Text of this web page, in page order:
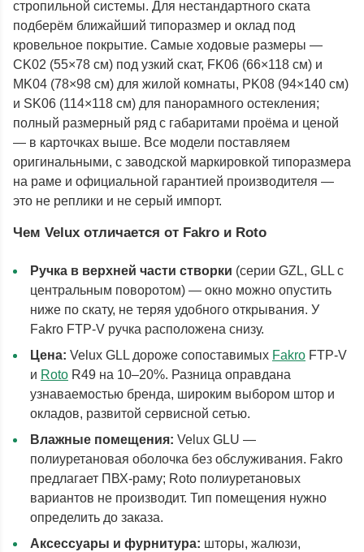
стропильной системы. Для нестандартного ската
подберём ближайший типоразмер и оклад под
кровельное покрытие. Самые ходовые размеры —
CK02 (55×78 см) под узкий скат, FK06 (66×118 см) и
MK04 (78×98 см) для жилой комнаты, PK08 (94×140 см)
и SK06 (114×118 см) для панорамного остекления;
полный размерный ряд с габаритами проёма и ценой
— в карточках выше. Все модели поставляем
оригинальными, с заводской маркировкой типоразмера
на раме и официальной гарантией производителя —
это не реплики и не серый импорт.
Чем Velux отличается от Fakro и Roto
Ручка в верхней части створки (серии GZL, GLL с
центральным поворотом) — окно можно опустить
ниже по скату, не теряя удобного открывания. У
Fakro FTP-V ручка расположена снизу.
Цена: Velux GLL дороже сопоставимых Fakro FTP-V
и Roto R49 на 10–20%. Разница оправдана
узнаваемостью бренда, широким выбором штор и
окладов, развитой сервисной сетью.
Влажные помещения: Velux GLU —
полиуретановая оболочка без обслуживания. Fakro
предлагает ПВХ-раму; Roto полиуретановых
вариантов не производит. Тип помещения нужно
определить до заказа.
Аксессуары и фурнитура: шторы, жалюзи,